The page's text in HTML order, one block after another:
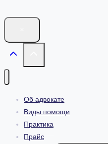
Об адвокате
Виды помощи
Практика
Прайс